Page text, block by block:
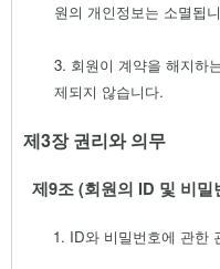
원의 개인정보는 소멸됩
3. 회원이 계약을 해지하
제되지 않습니다.
제3장 권리와 의무
제9조(회원의 ID 및 비밀
1. ID와 비밀번호에 관한